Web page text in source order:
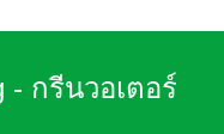
- กรีนวอเตอร์